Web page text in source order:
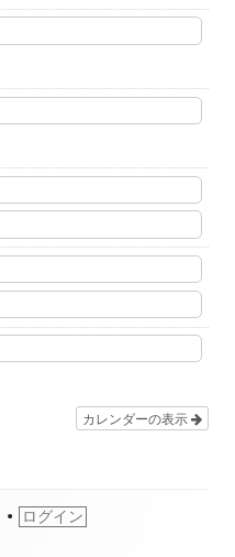
カレンダーの表示
• ログイン